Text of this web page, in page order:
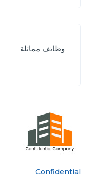
وظائف مماثلة
Confidential